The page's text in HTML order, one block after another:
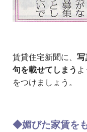
賃貸住宅新聞に、 写
句を載せてしまう
をつけましょう。
◆媚びた家賃を